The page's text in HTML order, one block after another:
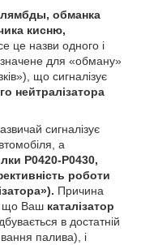
лямбды, обманка
кисню,
це назви одного і
для «обману»
що сигналізує
нейтралізатора
сигналізує
а
P0420-P0430,
роботи
»). Причина
що Ваш каталізатор
в достатній
палива), і